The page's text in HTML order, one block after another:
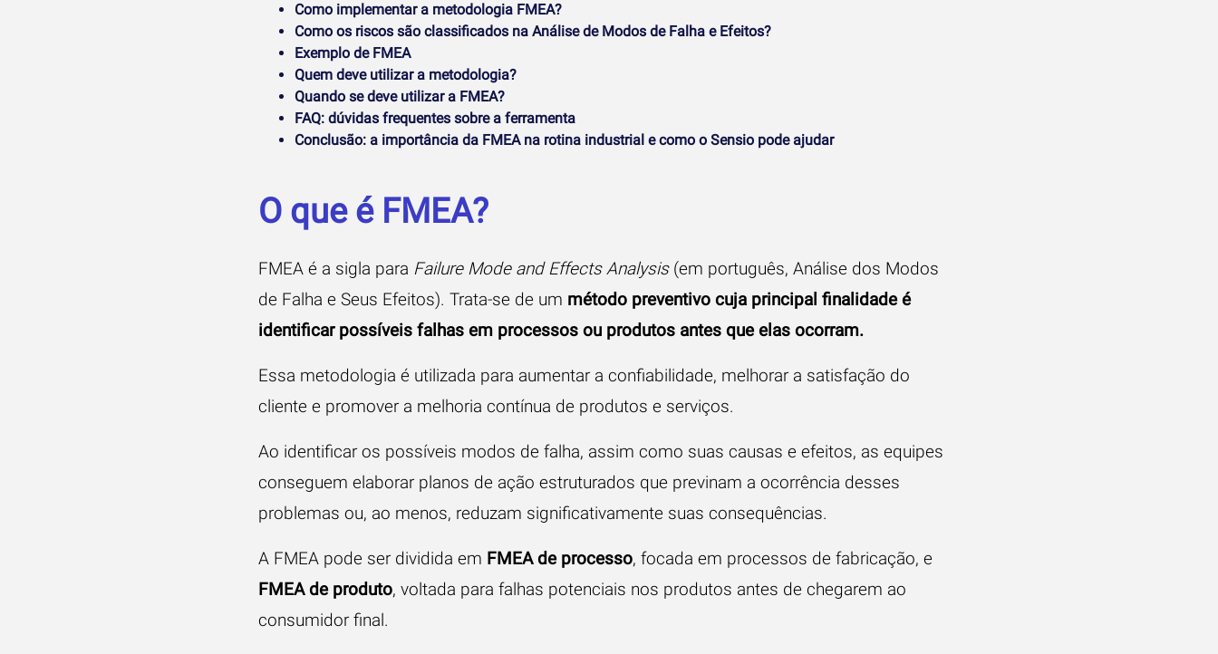
Como implementar a metodologia FMEA?
Como os riscos são classificados na Análise de Modos de Falha e Efeitos?
Exemplo de FMEA
Quem deve utilizar a metodologia?
Quando se deve utilizar a FMEA?
FAQ: dúvidas frequentes sobre a ferramenta
Conclusão: a importância da FMEA na rotina industrial e como o Sensio pode ajudar
O que é FMEA?
FMEA é a sigla para Failure Mode and Effects Analysis(em português, Análise dos Modos
de Falha e Seus Efeitos). Trata-se de um método preventivocuja principal finalidade é
identificar possíveis falhas em processos ou produtos antes que elas ocorram.
Essa metodologia é utilizada para aumentar a confiabilidade, melhorar a satisfação do
cliente e promover a melhoria contínua de produtos e serviços.
Ao identificar os possíveis modos de falha, assim como suas causas e efeitos, as equipes
conseguem elaborar planos de ação estruturados que previnam a ocorrência desses
problemas ou, ao menos, reduzam significativamente suas consequências.
A FMEA pode ser dividida em FMEA de processo, focada em processos de fabricação, e
FMEA de produto, voltada para falhas potenciais nos produtos antes de chegarem ao
consumidor final.